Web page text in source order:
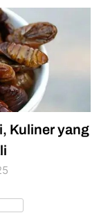
Kuliner yang